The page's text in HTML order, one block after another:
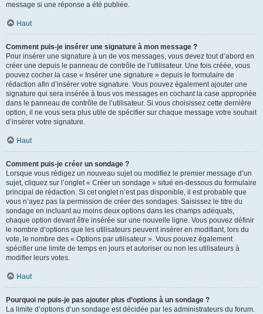
message si une réponse a été publiée.
Haut
Comment puis-je insérer une signature à mon message ?
Pour insérer une signature à un de vos messages, vous devez tout d’abord en
créer une depuis le panneau de contrôle de l’utilisateur. Une fois créée, vous
pouvez cocher la case « Insérer une signature » depuis le formulaire de
rédaction afin d’insérer votre signature. Vous pouvez également ajouter une
signature qui sera insérée à tous vos messages en cochant la case appropriée
dans le panneau de contrôle de l’utilisateur. Si vous choisissez cette dernière
option, il ne vous sera plus utile de spécifier sur chaque message votre souhait
d’insérer votre signature.
Haut
Comment puis-je créer un sondage ?
Lorsque vous rédigez un nouveau sujet ou modifiez le premier message d’un
sujet, cliquez sur l’onglet « Créer un sondage » situé en-dessous du formulaire
principal de rédaction. Si cet onglet n’est pas disponible, il est probable que
vous n’ayez pas la permission de créer des sondages. Saisissez le titre du
sondage en incluant au moins deux options dans les champs adéquats,
chaque option devant être insérée sur une nouvelle ligne. Vous pouvez définir
le nombre d’options que les utilisateurs peuvent insérer en modifiant, lors du
vote, le nombre des « Options par utilisateur ». Vous pouvez également
spécifier une limite de temps en jours et autoriser ou non les utilisateurs à
modifier leurs votes.
Haut
Pourquoi ne puis-je pas ajouter plus d’options à un sondage ?
La limite d’options d’un sondage est décidée par les administrateurs du forum.